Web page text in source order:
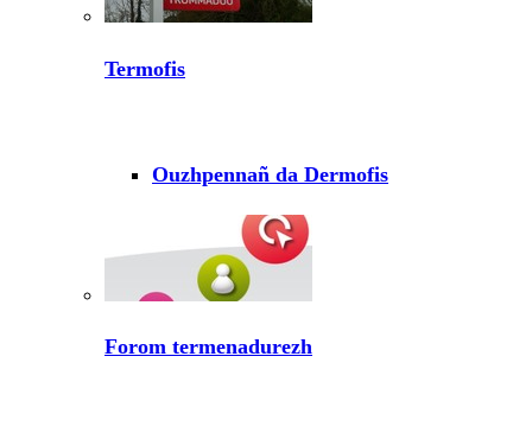
Termofis
Ouzhpennañ da Dermofis
Forom termenadurezh